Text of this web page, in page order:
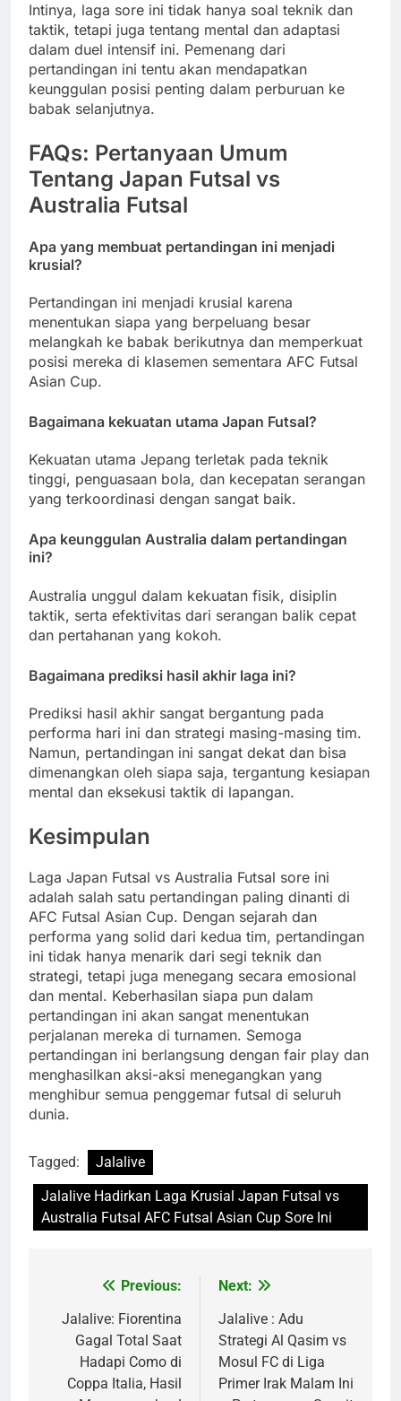
Intinya, laga sore ini tidak hanya soal teknik dan
taktik, tetapi juga tentang mental dan adaptasi
dalam duel intensif ini. Pemenang dari
pertandingan ini tentu akan mendapatkan
keunggulan posisi penting dalam perburuan ke
babak selanjutnya.
FAQs: Pertanyaan Umum
Tentang Japan Futsal vs
Australia Futsal
Apa yang membuat pertandingan ini menjadi
krusial?
Pertandingan ini menjadi krusial karena
menentukan siapa yang berpeluang besar
melangkah ke babak berikutnya dan memperkuat
posisi mereka di klasemen sementara AFC Futsal
Asian Cup.
Bagaimana kekuatan utama Japan Futsal?
Kekuatan utama Jepang terletak pada teknik
tinggi, penguasaan bola, dan kecepatan serangan
yang terkoordinasi dengan sangat baik.
Apa keunggulan Australia dalam pertandingan
ini?
Australia unggul dalam kekuatan fisik, disiplin
taktik, serta efektivitas dari serangan balik cepat
dan pertahanan yang kokoh.
Bagaimana prediksi hasil akhir laga ini?
Prediksi hasil akhir sangat bergantung pada
performa hari ini dan strategi masing-masing tim.
Namun, pertandingan ini sangat dekat dan bisa
dimenangkan oleh siapa saja, tergantung kesiapan
mental dan eksekusi taktik di lapangan.
Kesimpulan
Laga Japan Futsal vs Australia Futsal sore ini
adalah salah satu pertandingan paling dinanti di
AFC Futsal Asian Cup. Dengan sejarah dan
performa yang solid dari kedua tim, pertandingan
ini tidak hanya menarik dari segi teknik dan
strategi, tetapi juga menegang secara emosional
dan mental. Keberhasilan siapa pun dalam
pertandingan ini akan sangat menentukan
perjalanan mereka di turnamen. Semoga
pertandingan ini berlangsung dengan fair play dan
menghasilkan aksi-aksi menegangkan yang
menghibur semua penggemar futsal di seluruh
dunia.
Tagged:
Jalalive
Jalalive Hadirkan Laga Krusial Japan Futsal vs
Australia Futsal AFC Futsal Asian Cup Sore Ini
navigation
Previous:
Jalalive: Fiorentina
Gagal Total Saat
Hadapi Como di
Coppa Italia, Hasil
Next:
Jalalive : Adu
Strategi Al Qasim vs
Mosul FC di Liga
Primer Irak Malam Ini